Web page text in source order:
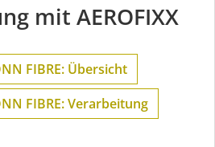
mit AEROFIXX
FIBRE: Übersicht
FIBRE: Verarbeitung